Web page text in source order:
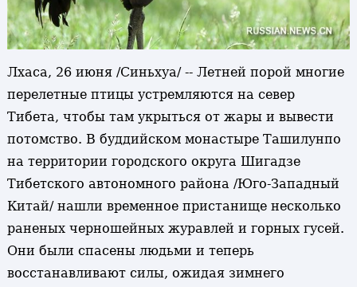
Лхаса, 26 июня /Синьхуа/ -- Летней порой многие
перелетные птицы устремляются на север
Тибета, чтобы там укрыться от жары и вывести
потомство. В буддийском монастыре Ташилунпо
на территории городского округа Шигадзе
Тибетского автономного района /Юго-Западный
Китай/ нашли временное пристанище несколько
раненых черношейных журавлей и горных гусей.
Они были спасены людьми и теперь
восстанавливают силы, ожидая зимнего